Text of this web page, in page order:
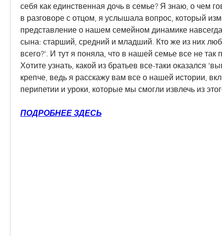
себя как единственная дочь в семье? Я знаю, о чем
в разговоре с отцом, я услышала вопрос, который
представление о нашем семейном динамике
сына: старший, средний и младший. Кто же из них
всего?'. И тут я поняла, что в нашей семье все не так
Хотите узнать, какой из братьев все-таки оказался
крепче, ведь я расскажу вам все о нашей истории,
перипетии и уроки, которые мы смогли извлечь из
ПОДРОБНЕЕ ЗДЕСЬ